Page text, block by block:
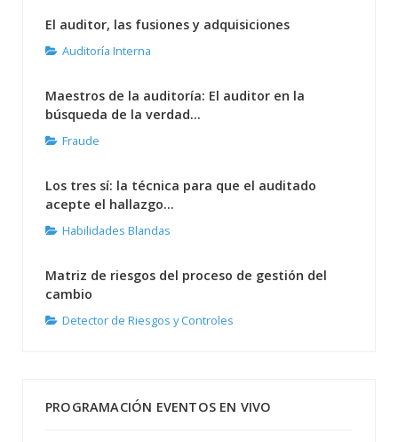
El auditor, las fusiones y adquisiciones
Auditoría Interna
Maestros de la auditoría: El auditor en la
búsqueda de la verdad...
Fraude
Los tres sí: la técnica para que el auditado
acepte el hallazgo...
Habilidades Blandas
Matriz de riesgos del proceso de gestión del
cambio
Detector de Riesgos y Controles
PROGRAMACIÓN EVENTOS EN VIVO